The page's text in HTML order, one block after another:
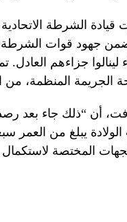
قيادة الشرطة
جهود قوات الشرطة
لينالوا جزاءهم
المنظمة، من القبض على (5) نساء في منطقة
أن “ذلك جاء بعد
المختصة لاستكمال